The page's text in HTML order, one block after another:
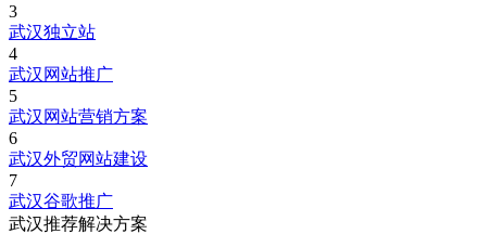
3
武汉独立站
4
武汉网站推广
5
武汉网站营销方案
6
武汉外贸网站建设
7
武汉谷歌推广
武汉推荐解决方案